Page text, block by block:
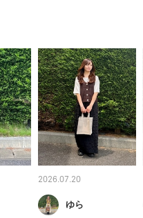
2026.07.20
ゆら